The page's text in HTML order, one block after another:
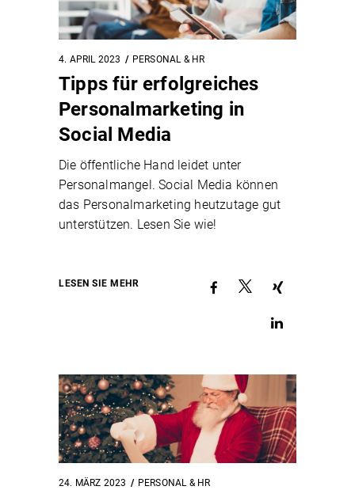
4. APRIL 2023 PERSONAL & HR
Tipps für erfolgreiches
Personalmarketing in
Social Media
Die öffentliche Hand leidet unter
Personalmangel. Social Media können
das Personalmarketing heutzutage gut
unterstützen. Lesen Sie wie!
LESEN SIE MEHR
24. MÄRZ 2023 PERSONAL & HR